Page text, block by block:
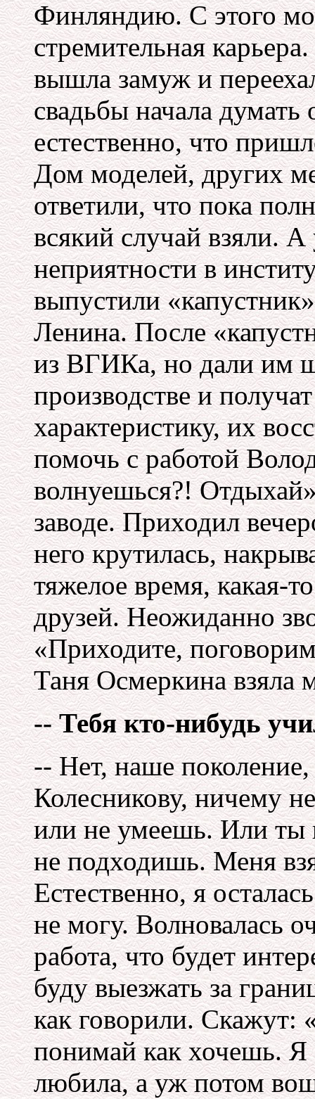
Финляндию. С этого
стремительная
вышла замуж и
свадьбы начала думать
естественно, что
Дом моделей, других
ответили, что пока
всякий случай взяли.
неприятности в
выпустили
Ленина. После
из ВГИКа, но дали им
производстве и
характеристику, их
помочь с работой
волнуешься?!
заводе. Приходил
него крутилась,
тяжелое время, какая-
друзей. Неожиданно
«Приходите,
Таня Осмеркина взяла
-- Тебя кто-нибудь
-- Нет, наше
Колесникову, ничему
или не умеешь. Или ты
не подходишь. Меня
Естественно, я
не могу. Волновалась
работа, что будет
буду выезжать за
как говорили.
понимай как хочешь. Я
любила, а уж потом